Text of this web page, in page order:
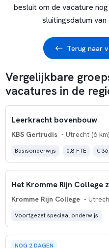
besluit om de vacature
sluitingsdatum
Terug naar
Vergelijkbare
vacatures in de
Leerkracht bovenbouw
KBS Gertrudis - Utrecht (6 km)
Basisonderwijs 0,8 FTE €
Kromme Rijn College -
Voortgezet speciaal onderwijs
NOG 2 DAGEN